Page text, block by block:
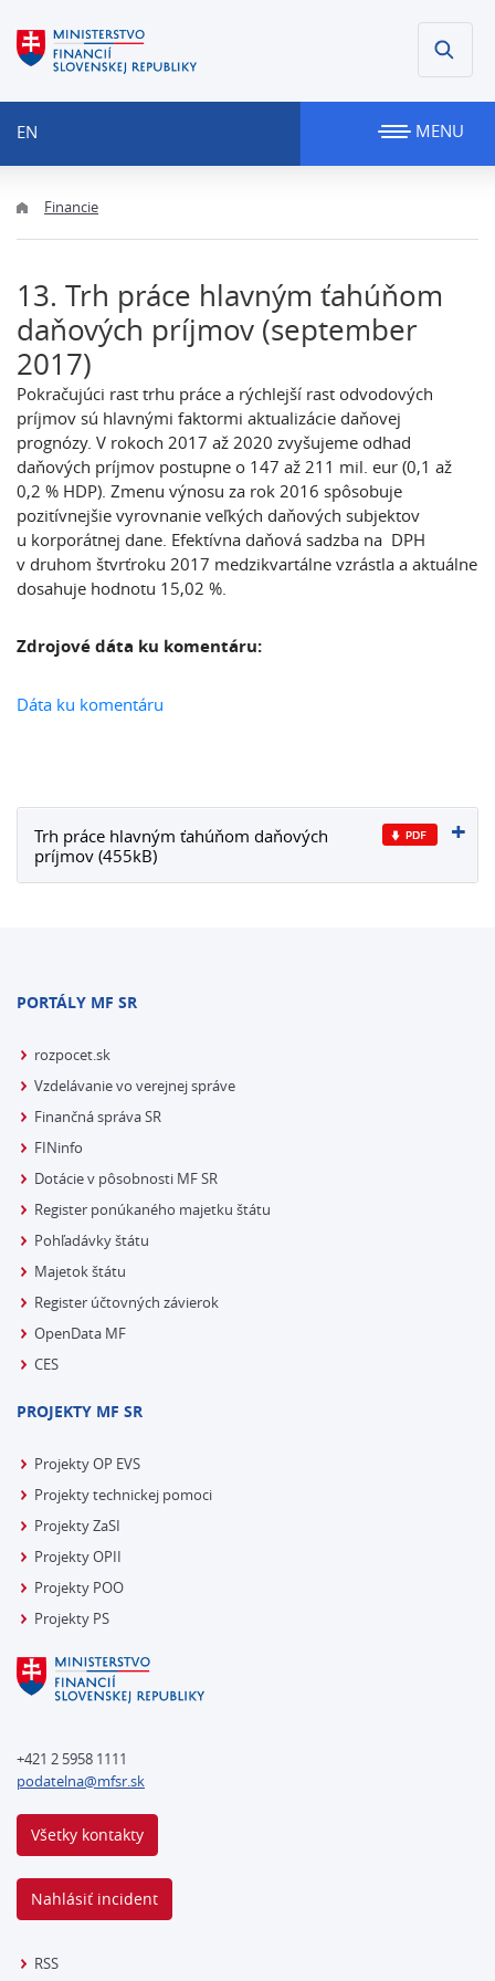
EN MENU
Financie
13. Trh práce hlavným ťahúňom
daňových príjmov (september
2017)
Pokračujúci rast trhu práce a rýchlejší rast odvodových
príjmov sú hlavnými faktormi aktualizácie daňovej
prognózy. V rokoch 2017 až 2020 zvyšujeme odhad
daňových príjmov postupne o 147 až 211 mil. eur (0,1 až
0,2 % HDP). Zmenu výnosu za rok 2016 spôsobuje
pozitívnejšie vyrovnanie veľkých daňových subjektov
u korporátnej dane. Efektívna daňová sadzba na DPH
v druhom štvrťroku 2017 medzikvartálne vzrástla a aktuálne
dosahuje hodnotu 15,02 %.
Zdrojové dáta ku komentáru:
Dáta ku komentáru
Trh práce hlavným ťahúňom daňových
príjmov (455kB)
PORTÁLY MF SR
rozpocet.sk
Vzdelávanie vo verejnej správe
Finančná správa SR
FINinfo
Dotácie v pôsobnosti MF SR
Register ponúkaného majetku štátu
Pohľadávky štátu
Majetok štátu
Register účtovných závierok
OpenData MF
CES
PROJEKTY MF SR
Projekty OP EVS
Projekty technickej pomoci
Projekty ZaSI
Projekty OPII
Projekty POO
Projekty PS
+421 2 5958 1111
podatelna@mfsr.sk
Všetky kontakty
Nahlásiť incident
RSS